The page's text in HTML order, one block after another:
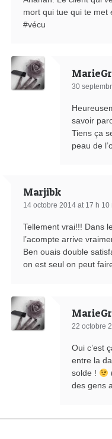
mort qui tue qui te met
#vécu
30
savoir
Tiens ça
peau de
Marjibk
14 octobre 2014 at 17 h 10
Tellement vrai!!! Dans
l’acompte arrive
Ben ouais double
on est seul on peut
22 octobre
Oui c’est
entre la
solde !
des gens